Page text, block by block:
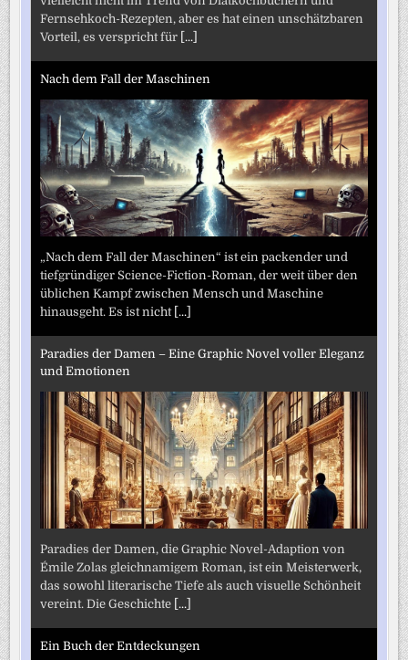
Fernsehkoch-Rezepten, aber es hat einen unschätzbaren
Vorteil, es verspricht für [...]
Nach dem Fall der Maschinen
„Nach dem Fall der Maschinen“ ist ein packender und
tiefgründiger Science-Fiction-Roman, der weit über den
üblichen Kampf zwischen Mensch und Maschine
hinausgeht. Es ist nicht [...]
Paradies der Damen – Eine Graphic Novel voller Eleganz
und Emotionen
Paradies der Damen, die Graphic Novel-Adaption von
Émile Zolas gleichnamigem Roman, ist ein Meisterwerk,
das sowohl literarische Tiefe als auch visuelle Schönheit
vereint. Die Geschichte [...]
Ein Buch der Entdeckungen